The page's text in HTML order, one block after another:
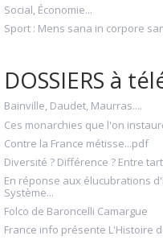
Social, Économie...
Sport : Mens sana in corpore
DOSSIERS à
Bainville, Daudet, Maurras....
Ces monarchies que l'on
Contre la France métisse...pdf
Diversité ? Différence ? Entre
En réponse aux élucubrations
Système...
Folco de Baroncelli Camargue
France info présente L'Histoire